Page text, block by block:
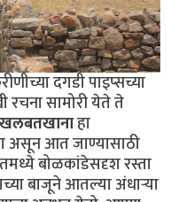
दगडी पाइप्सच्या
सामोरी येते ते
हा
असून आत जाण्यासाठी
बोळकांडेसदृश रस्ता
बाजूने आतल्या अंधार्‍या